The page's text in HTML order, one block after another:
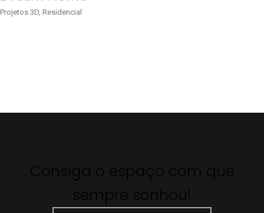
Projetos 3D, Residencial